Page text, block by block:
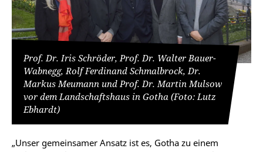
Prof. Dr. Iris Schröder, Prof. Dr. Walter Bauer-
Wabnegg, Rolf Ferdinand Schmalbrock, Dr.
Markus Meumann und Prof. Dr. Martin Mulsow
vor dem Landschaftshaus in Gotha (Foto: Lutz
Ebhardt)
„Unser gemeinsamer Ansatz ist es, Gotha zu einem